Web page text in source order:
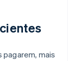
mais